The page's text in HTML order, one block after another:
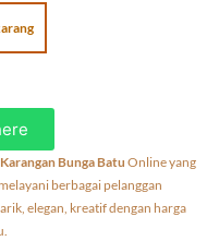
Karangan Bunga Batu Online yang
berbagai pelanggan
elegan, kreatif dengan harga